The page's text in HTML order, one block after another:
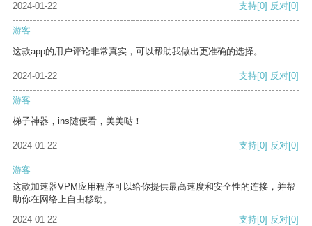
2024-01-22
支持[0] 反对[0]
游客
这款app的用户评论非常真实，可以帮助我做出更准确的选择。
2024-01-22 支持[0] 反对[0]
游客
梯子神器，ins随便看，美美哒！
2024-01-22 支持[0] 反对[0]
游客
这款加速器VPM应用程序可以给你提供最高速度和安全性的连接，并帮
助你在网络上自由移动。
2024-01-22
支持[0] 反对[0]